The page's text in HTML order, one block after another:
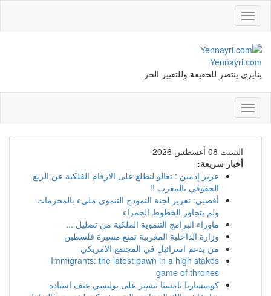
Toggle
navigation
Yennayri.com
ينايري ينتصر للحقيقة وللتعبير الحر
Toggle
navigation
السبت 08 أغسطس 2026
أخبار سريعة:
عزيز إدمين : تعالو لنطلع على الارقام الفلكية عن الربع
الحقوقي بالمغرب !!
أقصبي: تقرير لجنة النمودج التنموي مليء بالمحرمات
ولم يتجاوز الخطوط الحمراء
ماوراء البرامج التنموية الملكية من تضليل ...
وزارة الداخلية المغربية تمنع مسيرة فلسطين
من يدعم اسرائيل في المجتمع الامريكي
Immigrants: the latest pawn in a high stakes
game of thrones
كوميساريا تامسنا تتستر على بوليسي عنف استادة